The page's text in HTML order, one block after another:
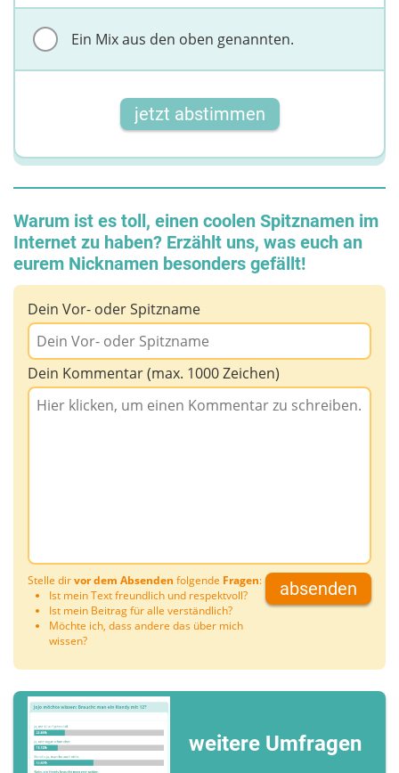
Ein Mix aus den oben genannten.
jetzt abstimmen
Warum ist es toll, einen coolen Spitznamen im
Internet zu haben? Erzählt uns, was euch an
eurem Nicknamen besonders gefällt!
Dein Vor- oder Spitzname
Dein Kommentar (max. 1000 Zeichen)
Stelle dirvor dem Absenden folgende Fragen:
Ist mein Text freundlich und respektvoll?
Ist mein Beitrag für alle verständlich?
Möchte ich, dass andere das über mich
wissen?
absenden
weitere Umfragen